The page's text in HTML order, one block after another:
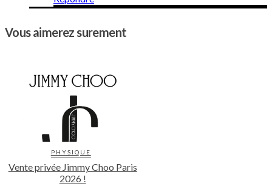
Vous aimerez surement
PHYSIQUE
Vente privée Jimmy Choo Paris
2026 !